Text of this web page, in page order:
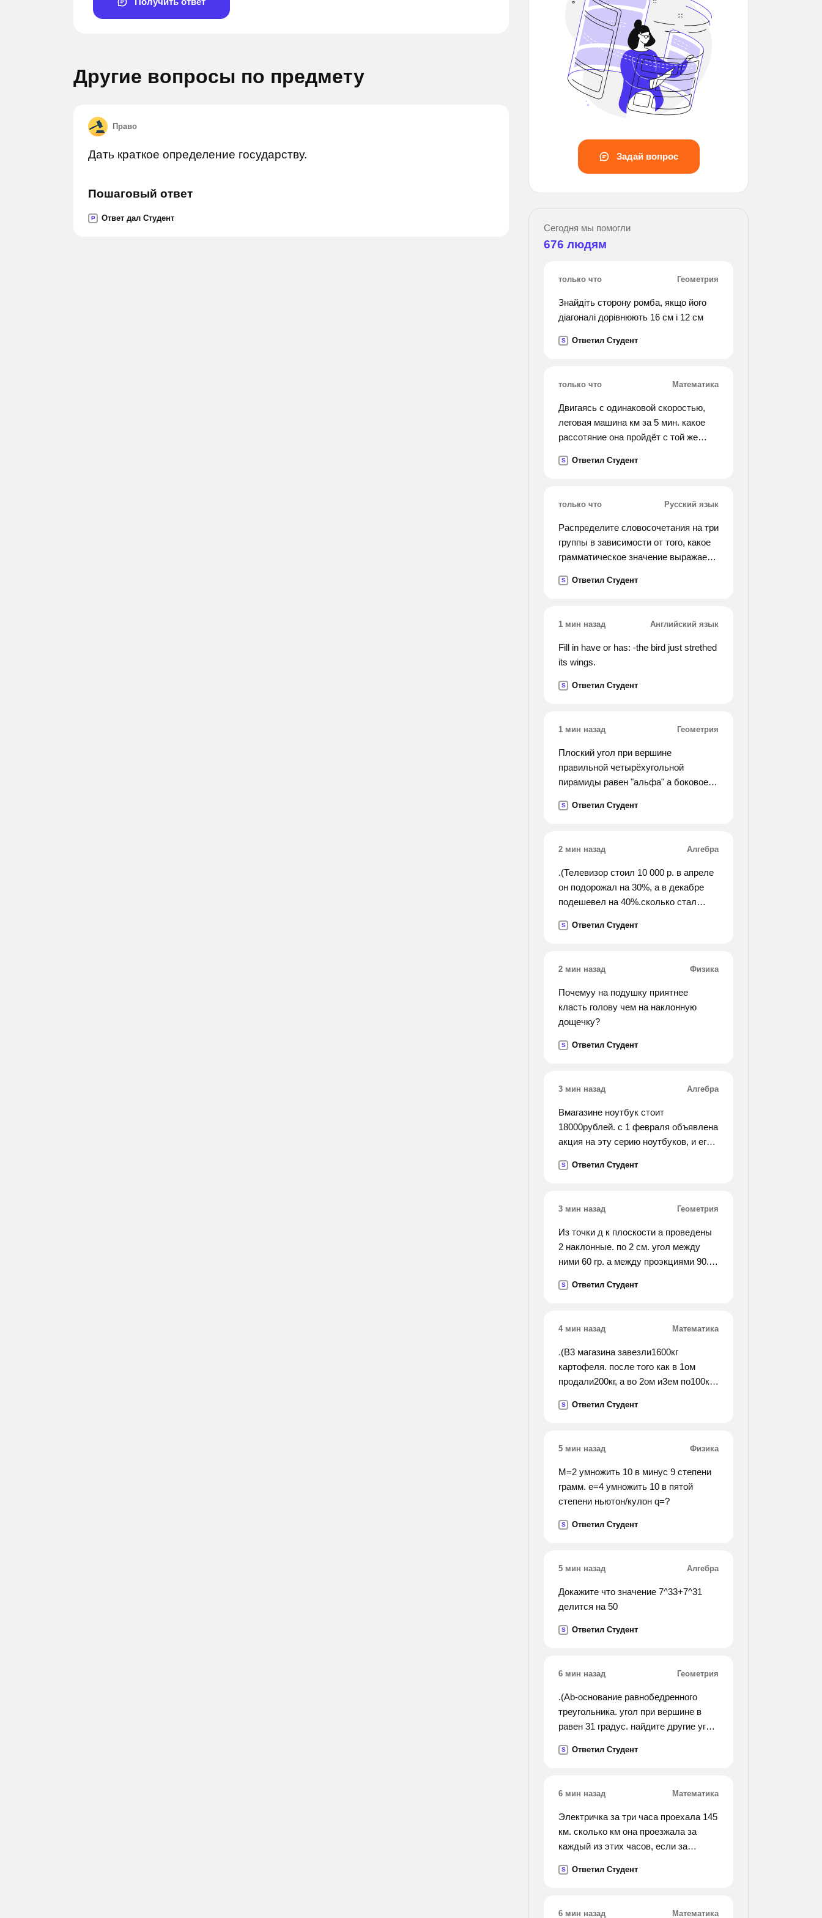
Другие вопросы по предмету
Право
Дать краткое определение государству.
Пошаговый ответ
P Ответ дал Студент
Задай вопрос Задай вопрос Задай вопрос
Сегодня мы помогли
676 людям
только что Геометрия
Знайдіть сторону ромба, якщо його
діагоналі дорівнюють 16 см і 12 см
S Ответил Студент
только что Математика
Двигаясь с одинаковой скоростью,
леговая машина км за 5 мин. какое
рассотяние она пройдёт с той же
метрах)
S Ответил Студент
только что Русский язык
Распределите словосочетания на три
группы в зависимости от того, какое
грамматическое значение выражает
сегодня, посадить дерево, красивый
приказать собаке, коснуться руки,
уехать в деревню
S Ответил Студент
1 мин назад Английский язык
Fill in have or has: -the bird just strethed
its wings.
S Ответил Студент
1 мин назад Геометрия
Плоский угол при вершине
правильной четырёхугольной
пирамиды равен "альфа" а боковое
вписанного в пирамиду.
S Ответил Студент
2 мин назад Алгебра
.(Телевизор стоил 10 000 р. в апреле
он подорожал на 30%, а в декабре
подешевел на 40%.сколько стал
S Ответил Студент
2 мин назад Физика
Почемуу на подушку приятнее
класть голову чем на наклонную
дощечку?
S Ответил Студент
3 мин назад Алгебра
Вмагазине ноутбук стоит
18000рублей. с 1 февраля объявлена
акция на эту серию ноутбуков, и его
сколько процентов снизилась цена
S Ответил Студент
3 мин назад Геометрия
Из точки д к плоскости а проведены
2 наклонные. по 2 см. угол между
ними 60 гр. а между проэкциями 90.
S Ответил Студент
4 мин назад Математика
.(В3 магазина завезли1600кг
картофеля. после того как в 1ом
продали200кг, а во 2ом и3ем по100кг
больше чем в каждом из 2х. сколько
S Ответил Студент
5 мин назад Физика
M=2 умножить 10 в минус 9 степени
грамм. е=4 умножить 10 в пятой
степени ньютон/кулон q=?
S Ответил Студент
5 мин назад Алгебра
Докажите что значение 7^33+7^31
делится на 50
S Ответил Студент
6 мин назад Геометрия
.(Ab-основание равнобедренного
треугольника. угол при вершине в
равен 31 градус. найдите другие углы
S Ответил Студент
6 мин назад Математика
Электричка за три часа проехала 145
км. сколько км она проезжала за
каждый из этих часов, если за
а за третий час на 3км меньше , чем
S Ответил Студент
6 мин назад Математика